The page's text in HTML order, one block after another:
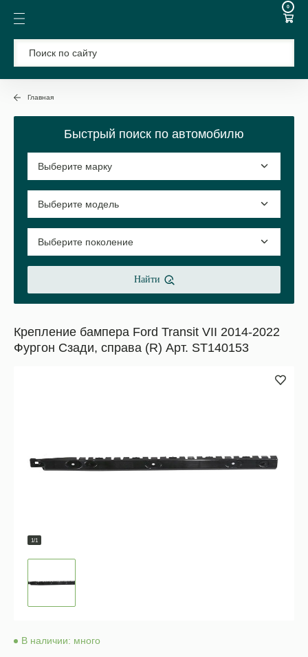
0
Главная
Быстрый поиск по автомобилю
Найти
Крепление бампера Ford Transit VII 2014-2022
Фургон Сзади, справа (R) Арт. ST140153
1/1
В наличии: много